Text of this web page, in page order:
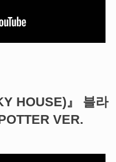
HOUSE)』 블라
VER.